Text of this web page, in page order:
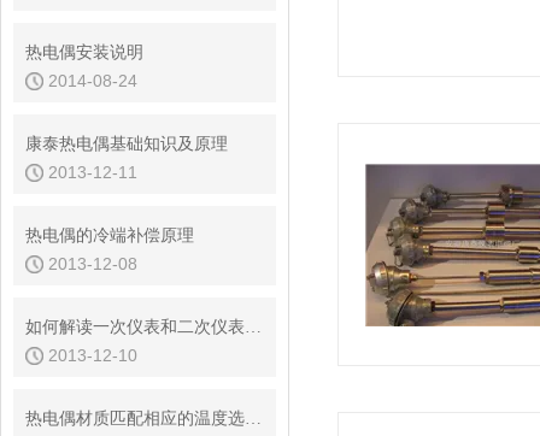
热电偶安装说明
2014-08-24
康泰热电偶基础知识及原理
2013-12-11
热电偶的冷端补偿原理
2013-12-08
如何解读一次仪表和二次仪表的区别
2013-12-10
热电偶材质匹配相应的温度选型说明